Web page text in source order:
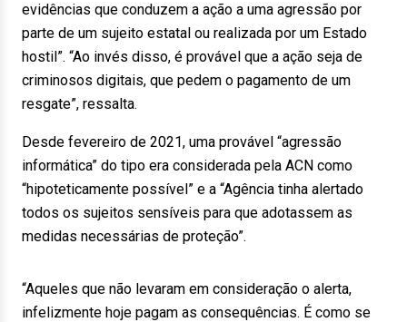
evidências que conduzem a ação a uma agressão por
parte de um sujeito estatal ou realizada por um Estado
hostil”. “Ao invés disso, é provável que a ação seja de
criminosos digitais, que pedem o pagamento de um
resgate”, ressalta.
Desde fevereiro de 2021, uma provável “agressão
informática” do tipo era considerada pela ACN como
“hipoteticamente possível” e a “Agência tinha alertado
todos os sujeitos sensíveis para que adotassem as
medidas necessárias de proteção”.
“Aqueles que não levaram em consideração o alerta,
infelizmente hoje pagam as consequências. É como se